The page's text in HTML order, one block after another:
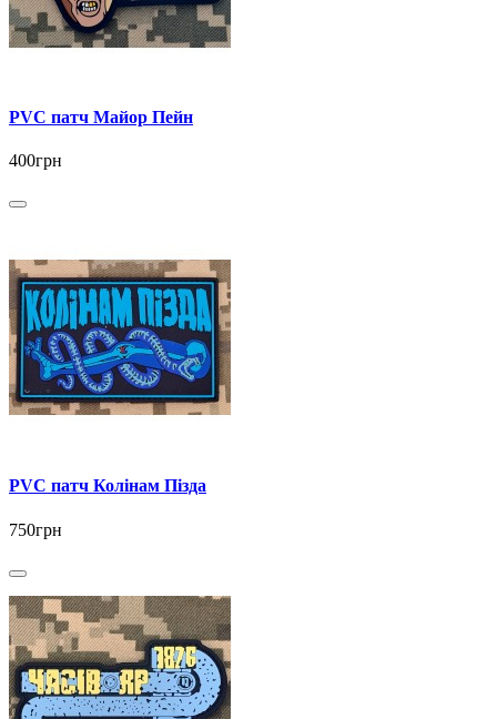
PVC патч Майор Пейн
400грн
PVC патч Колінам Пізда
750грн